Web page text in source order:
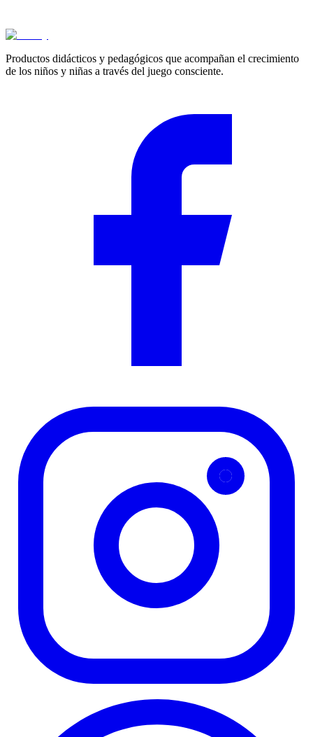
Cotizar
Productos didácticos y pedagógicos que acompañan el crecimiento
de los niños y niñas a través del juego consciente.